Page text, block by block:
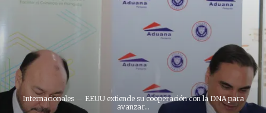
Internacionales
EEUU extiende su cooperación con la DNA para
avanzar...